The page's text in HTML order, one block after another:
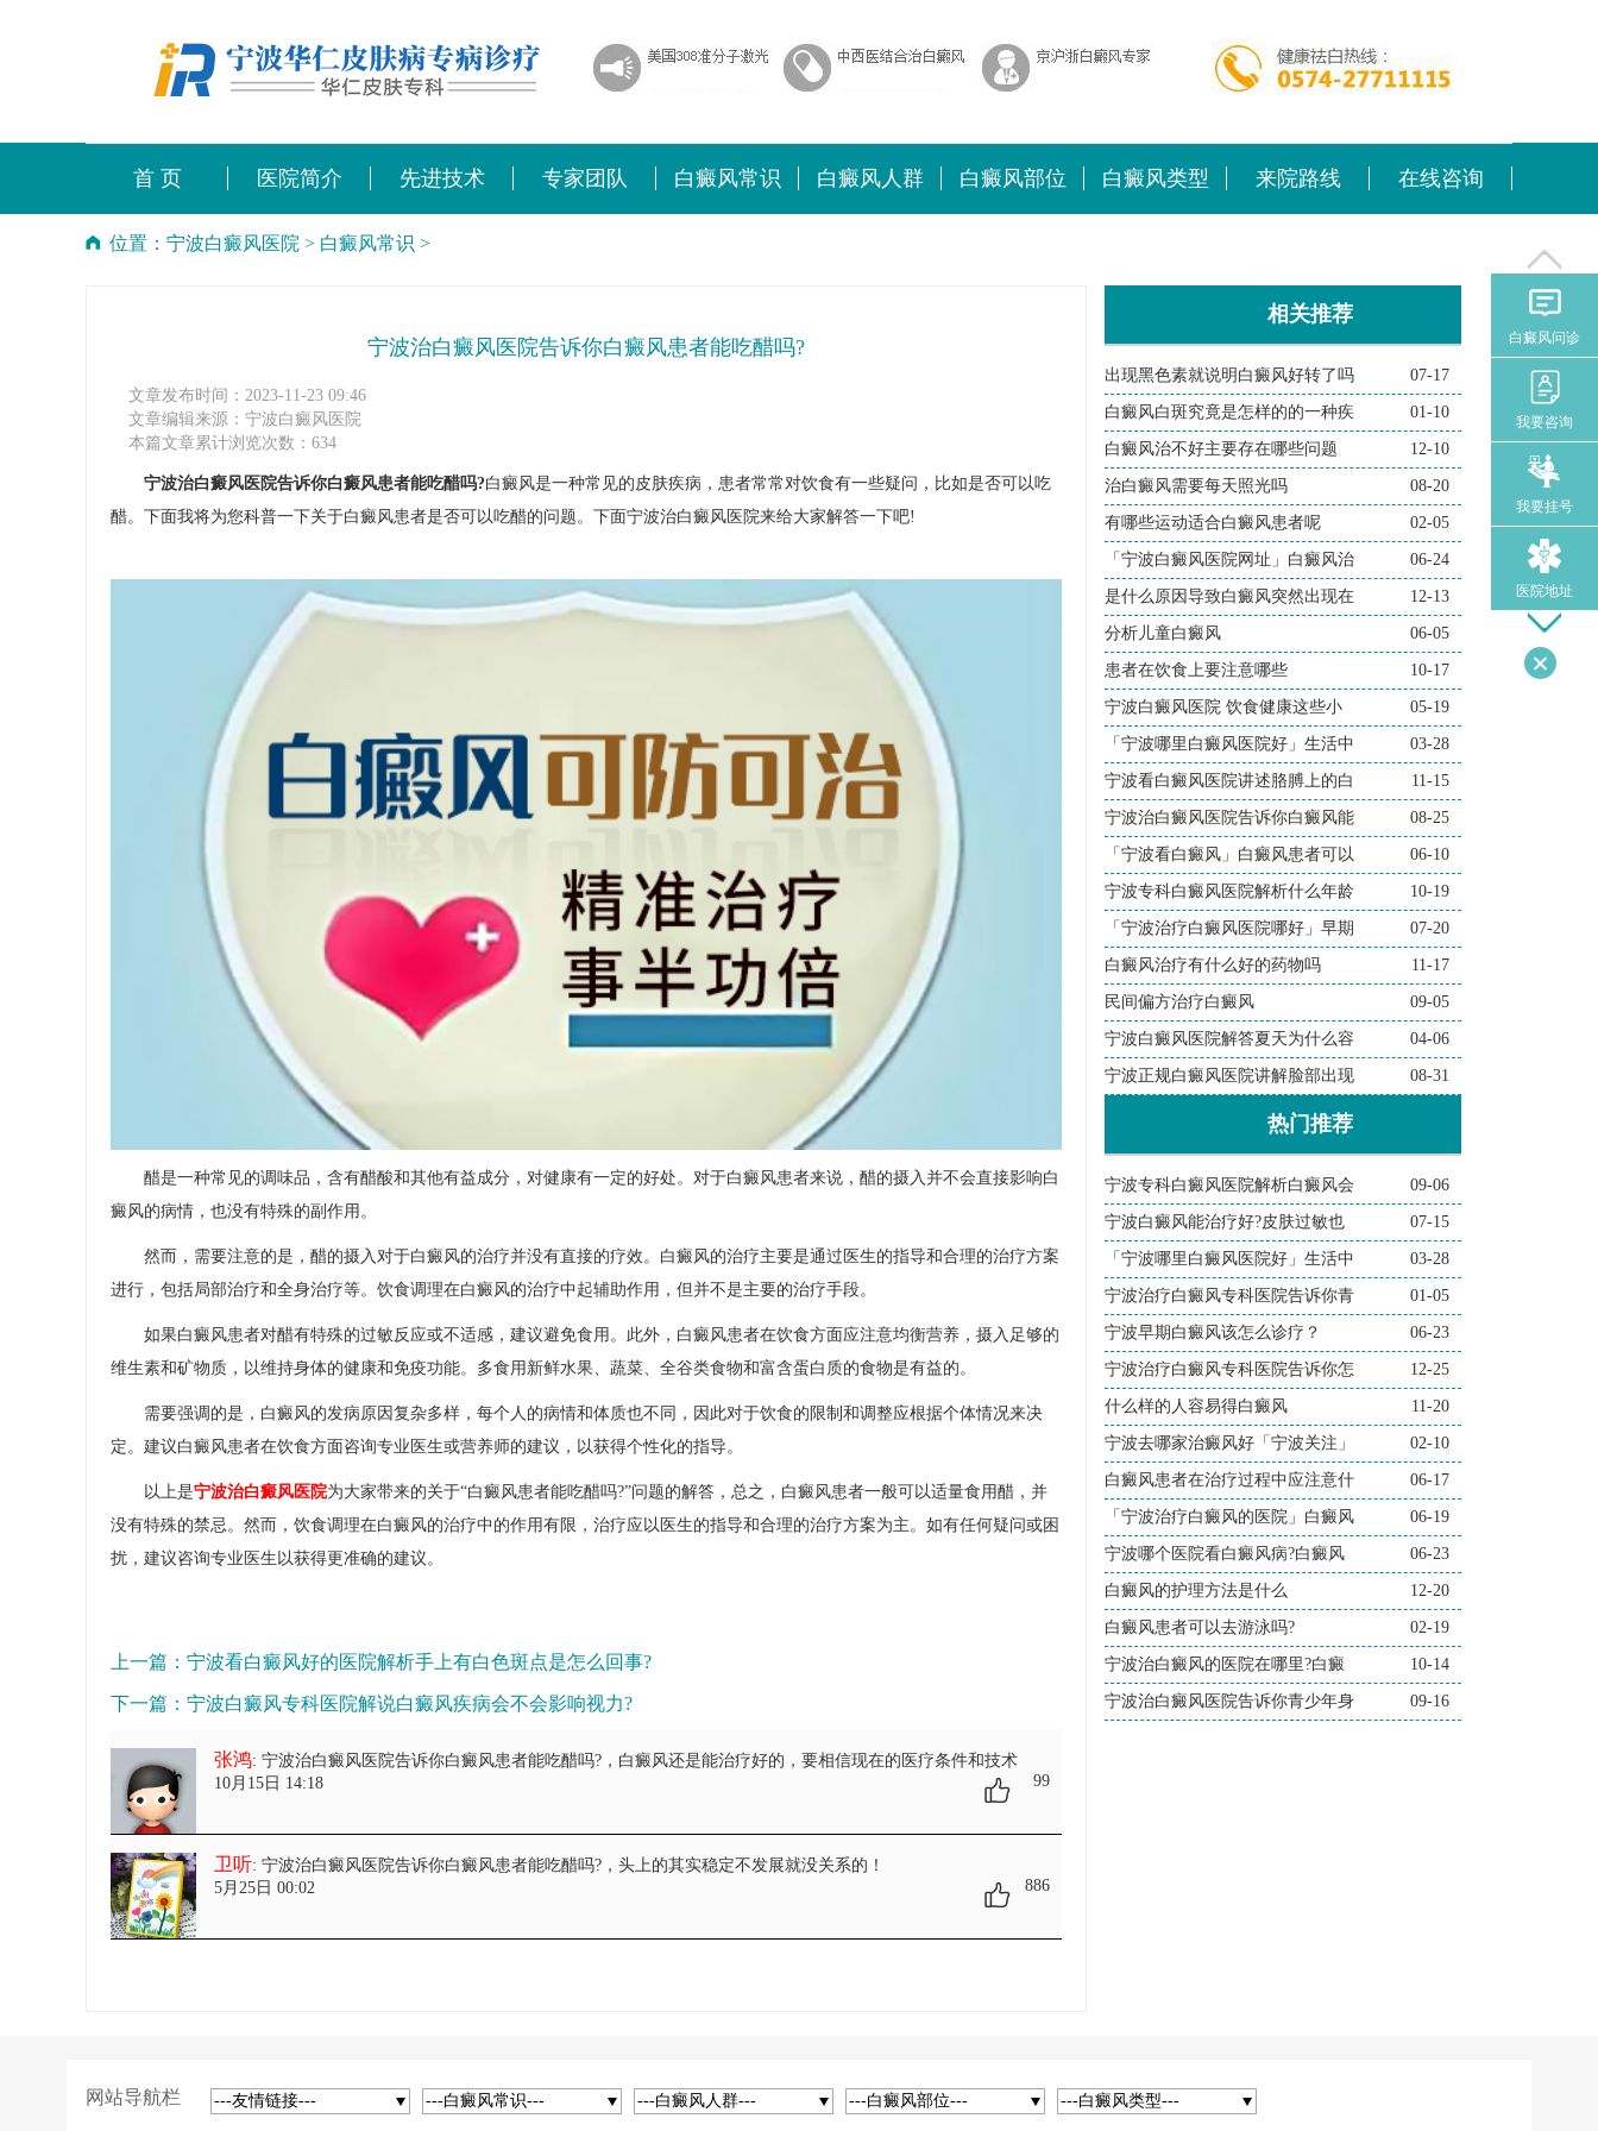
首 页 医院简介 先进技术 专家团队 白癜风常识 白癜风人群 白癜风部位 白癜风类型 来院路线 在线咨询
位置： 宁波白癜风医院 > 白癜风常识 >
宁波治白癜风医院告诉你白癜风患者能吃醋吗?
文章发布时间：2023-11-23 09:46
文章编辑来源：宁波白癜风医院
本篇文章累计浏览次数：634
宁波治白癜风医院告诉你白癜风患者能吃醋吗?白癜风是一种常见的皮肤疾病，患者常常对饮食有一些疑问，比如是否可以吃
醋。下面我将为您科普一下关于白癜风患者是否可以吃醋的问题。下面宁波治白癜风医院来给大家解答一下吧!
醋是一种常见的调味品，含有醋酸和其他有益成分，对健康有一定的好处。对于白癜风患者来说，醋的摄入并不会直接影响白
癜风的病情，也没有特殊的副作用。
然而，需要注意的是，醋的摄入对于白癜风的治疗并没有直接的疗效。白癜风的治疗主要是通过医生的指导和合理的治疗方案
进行，包括局部治疗和全身治疗等。饮食调理在白癜风的治疗中起辅助作用，但并不是主要的治疗手段。
如果白癜风患者对醋有特殊的过敏反应或不适感，建议避免食用。此外，白癜风患者在饮食方面应注意均衡营养，摄入足够的
维生素和矿物质，以维持身体的健康和免疫功能。多食用新鲜水果、蔬菜、全谷类食物和富含蛋白质的食物是有益的。
需要强调的是，白癜风的发病原因复杂多样，每个人的病情和体质也不同，因此对于饮食的限制和调整应根据个体情况来决
定。建议白癜风患者在饮食方面咨询专业医生或营养师的建议，以获得个性化的指导。
以上是宁波治白癜风医院为大家带来的关于“白癜风患者能吃醋吗?”问题的解答，总之，白癜风患者一般可以适量食用醋，并
没有特殊的禁忌。然而，饮食调理在白癜风的治疗中的作用有限，治疗应以医生的指导和合理的治疗方案为主。如有任何疑问或困
扰，建议咨询专业医生以获得更准确的建议。
上一篇： 宁波看白癜风好的医院解析手上有白色斑点是怎么回事?
下一篇： 宁波白癜风专科医院解说白癜风疾病会不会影响视力?
张鸿: 宁波治白癜风医院告诉你白癜风患者能吃醋吗? ，白癜风还是能治疗好的，要相信现在的医疗条件和技术
10月15日 14:18
99
卫听: 宁波治白癜风医院告诉你白癜风患者能吃醋吗? ，头上的其实稳定不发展就没关系的！
5月25日 00:02
886
相关推荐
出现黑色素就说明白癜风好转了吗 07-17
白癜风白斑究竟是怎样的的一种疾 01-10
白癜风治不好主要存在哪些问题 12-10
治白癜风需要每天照光吗 08-20
有哪些运动适合白癜风患者呢 02-05
「宁波白癜风医院网址」白癜风治 06-24
是什么原因导致白癜风突然出现在 12-13
分析儿童白癜风 06-05
患者在饮食上要注意哪些 10-17
宁波白癜风医院 饮食健康这些小 05-19
「宁波哪里白癜风医院好」生活中 03-28
宁波看白癜风医院讲述胳膊上的白 11-15
宁波治白癜风医院告诉你白癜风能 08-25
「宁波看白癜风」白癜风患者可以 06-10
宁波专科白癜风医院解析什么年龄 10-19
「宁波治疗白癜风医院哪好」早期 07-20
白癜风治疗有什么好的药物吗 11-17
民间偏方治疗白癜风 09-05
宁波白癜风医院解答夏天为什么容 04-06
宁波正规白癜风医院讲解脸部出现 08-31
热门推荐
宁波专科白癜风医院解析白癜风会 09-06
宁波白癜风能治疗好?皮肤过敏也 07-15
「宁波哪里白癜风医院好」生活中 03-28
宁波治疗白癜风专科医院告诉你青 01-05
宁波早期白癜风该怎么诊疗？ 06-23
宁波治疗白癜风专科医院告诉你怎 12-25
什么样的人容易得白癜风 11-20
宁波去哪家治癜风好「宁波关注」 02-10
白癜风患者在治疗过程中应注意什 06-17
「宁波治疗白癜风的医院」白癜风 06-19
宁波哪个医院看白癜风病?白癜风 06-23
白癜风的护理方法是什么 12-20
白癜风患者可以去游泳吗? 02-19
宁波治白癜风的医院在哪里?白癜 10-14
宁波治白癜风医院告诉你青少年身 09-16
网站导航栏 ---友情链接--- ---白癜风常识--- ---白癜风人群--- ---白癜风部位--- ---白癜风类型---
白癜风问诊
我要咨询
我要挂号
医院地址
导医问诊